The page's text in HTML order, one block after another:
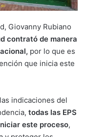
Giovanny Rubiano
contrató de manera
por lo que es
que inicia este
indicaciones del
todas las EPS
este proceso,